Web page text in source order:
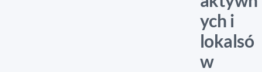
ych i
lokalsó
w